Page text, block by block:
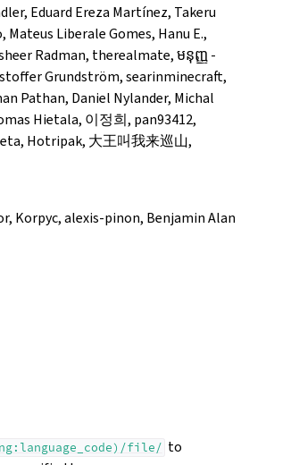
Eduard Ereza Martínez, Takeru
Liberale Gomes, Hanu E.,
Radman, therealmate, មនុញ្ញ -
Grundström, searinminecraft,
Pathan, Daniel Nylander, Michal
Hietala, 이정희, pan93412,
Korpyc, alexis-pinon, Benjamin Alan
file/ to